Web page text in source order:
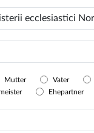
Mutter
Vater
Ehepartner